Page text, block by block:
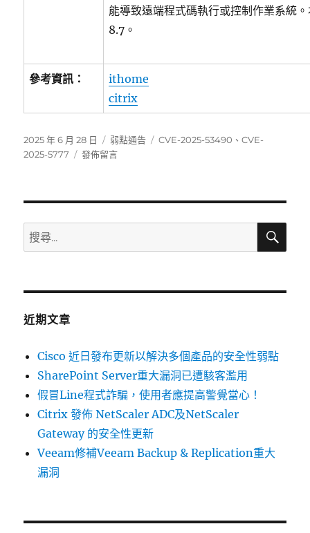
能導致遠端程式碼執行或控制作業系統
8.7。
參考資訊：
ithome
citrix
發
佈
2025 年 6 月 28 日
分
類
弱點通告
標
CVE-2025-53490 、CVE-
2025-5777
在
ADC
NetScaler
新〉
發佈留言
搜
尋
鍵
搜
近期文章
Cisco 近日發布更新以解決多個產品的安全性弱點
SharePoint Server重大漏洞已遭駭客濫用
假冒Line程式詐騙，使用者應提高警覺當心！
Citrix 發佈 NetScaler ADC及NetScaler
Gateway 的安全性更新
Veeam修補Veeam Backup & Replication重大
漏洞